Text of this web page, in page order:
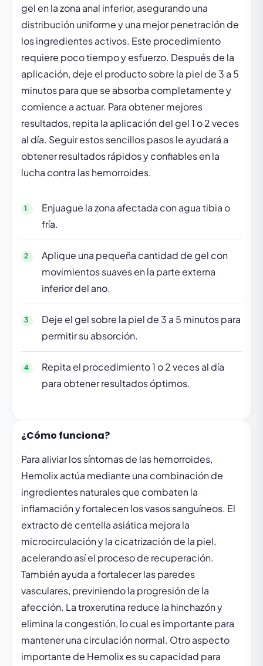
gel en la zona anal inferior, asegurando una
distribución uniforme y una mejor penetración de
los ingredientes activos. Este procedimiento
requiere poco tiempo y esfuerzo. Después de la
aplicación, deje el producto sobre la piel de 3 a 5
minutos para que se absorba completamente y
comience a actuar. Para obtener mejores
resultados, repita la aplicación del gel 1 o 2 veces
al día. Seguir estos sencillos pasos le ayudará a
obtener resultados rápidos y confiables en la
lucha contra las hemorroides.
Enjuague la zona afectada con agua tibia o
fría.
Aplique una pequeña cantidad de gel con
movimientos suaves en la parte externa
inferior del ano.
Deje el gel sobre la piel de 3 a 5 minutos para
permitir su absorción.
Repita el procedimiento 1 o 2 veces al día
para obtener resultados óptimos.
¿Cómo funciona?
Para aliviar los síntomas de las hemorroides,
Hemolix actúa mediante una combinación de
ingredientes naturales que combaten la
inflamación y fortalecen los vasos sanguíneos. El
extracto de centella asiática mejora la
microcirculación y la cicatrización de la piel,
acelerando así el proceso de recuperación.
También ayuda a fortalecer las paredes
vasculares, previniendo la progresión de la
afección. La troxerutina reduce la hinchazón y
elimina la congestión, lo cual es importante para
mantener una circulación normal. Otro aspecto
importante de Hemolix es su capacidad para